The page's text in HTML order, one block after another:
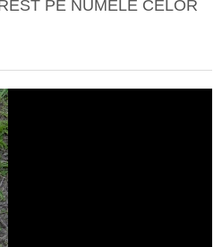
PE NUMELE CELOR